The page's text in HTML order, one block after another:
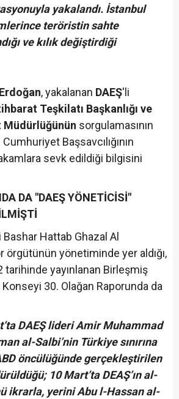
yakalandı. İstanbul
teröristin sahte
ve kılık değiştirdiği
, yakalanan DAEŞ'li
Teşkilatı Başkanlığı ve
Müdürlüğünün sorgulamasının
Başsavcılığının
sevk edildiği bilgisini
DA "DAEŞ YÖNETİCİSİ"
Bashar Hattab Ghazal Al
örgütünün yönetiminde yer aldığı,
yayınlanan Birleşmiş
30. Olağan Raporunda da
DAEŞ lideri Amir Muhammad
al-Salbi’nin Türkiye sınırına
öncülüğünde gerçekleştirilen
10 Mart’ta DEAŞ’ın al-
ikrarla, yerini Abu l-Hassan al-